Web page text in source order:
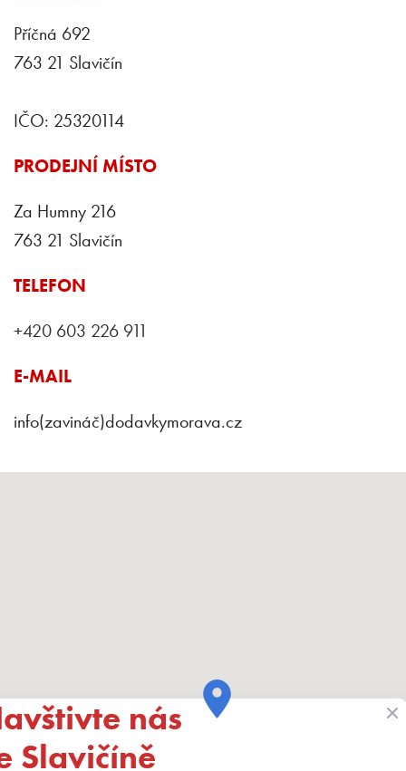
Příčná 692
763 21 Slavičín
IČO: 25320114
PRODEJNÍ MÍSTO
Za Humny 216
763 21 Slavičín
TELEFON
+420 603 226 911
E-MAIL
info(zavináč)dodavkymorava.cz
nás
Slavičíně